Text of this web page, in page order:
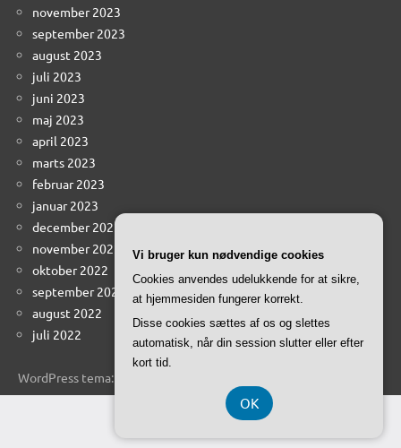
november 2023
september 2023
august 2023
juli 2023
juni 2023
maj 2023
april 2023
marts 2023
februar 2023
januar 2023
december 2022
november 2022
oktober 2022
september 2022
august 2022
juli 2022
WordPress tema: Dynamico by ThemeZee.
CVR 37 40 77 39
Vi bruger kun nødvendige cookies
Cookies anvendes udelukkende for at sikre,
at hjemmesiden fungerer korrekt.
Disse cookies sættes af os og slettes
automatisk, når din session slutter eller efter
kort tid.
OK